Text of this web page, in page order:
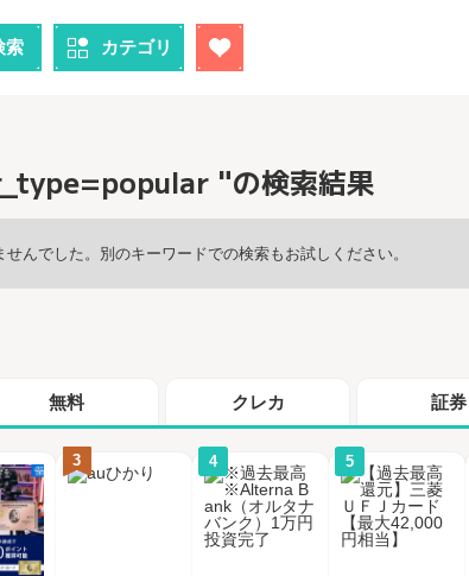
索 カテゴリ
"の検索結果
んでした。別のキーワードでの検索もお試しください。
無料 クレカ 証券
3 4 5